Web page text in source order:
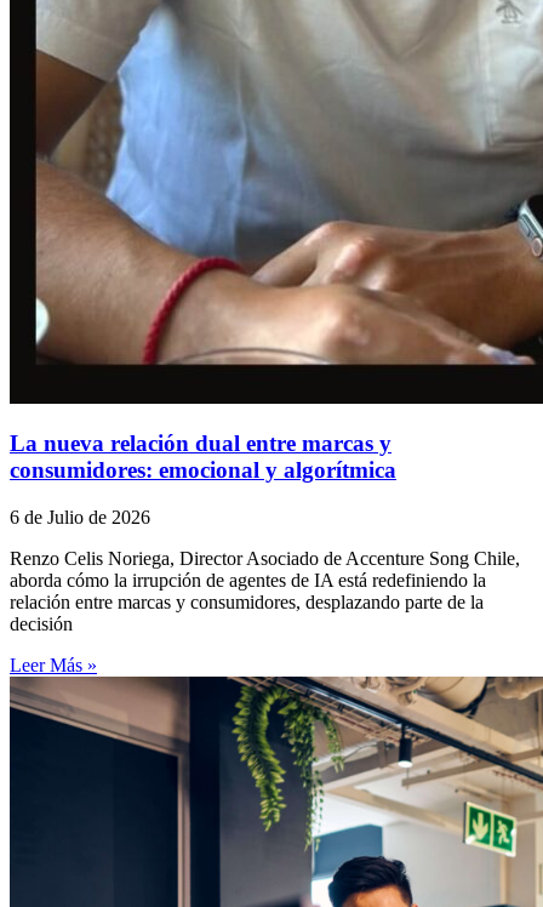
La nueva relación dual entre marcas y
consumidores: emocional y algorítmica
6 de Julio de 2026
Renzo Celis Noriega, Director Asociado de Accenture Song Chile,
aborda cómo la irrupción de agentes de IA está redefiniendo la
relación entre marcas y consumidores, desplazando parte de la
decisión
Leer Más »